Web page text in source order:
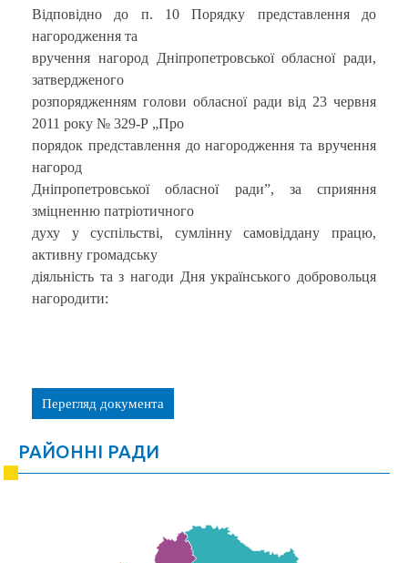
Відповідно до п. 10 Порядку представлення до
нагородження та
вручення нагород Дніпропетровської обласної ради,
затвердженого
розпорядженням голови обласної ради від 23 червня
2011 року № 329-Р „Про
порядок представлення до нагородження та вручення
нагород
Дніпропетровської обласної ради”, за сприяння
зміцненню патріотичного
духу у суспільстві, сумлінну самовіддану працю,
активну громадську
діяльність та з нагоди Дня українського добровольця
нагородити:
Перегляд документа
РАЙОННІ РАДИ